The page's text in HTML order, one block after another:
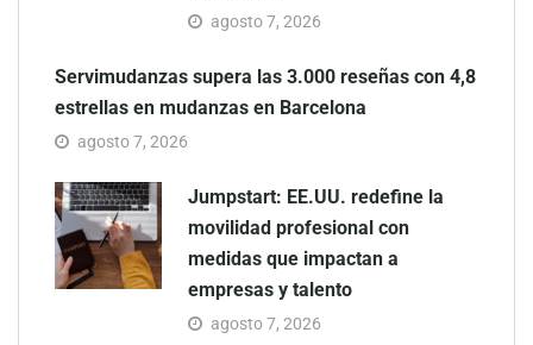
agosto 7, 2026
Servimudanzas supera las 3.000 reseñas con 4,8
estrellas en mudanzas en Barcelona
agosto 7, 2026
Jumpstart: EE.UU. redefine la
movilidad profesional con
medidas que impactan a
empresas y talento
agosto 7, 2026